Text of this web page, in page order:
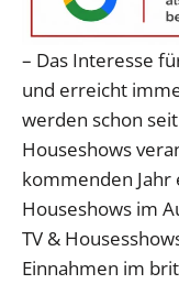
– Das Interesse
und erreicht
werden schon
Houseshows
kommenden Jahr
Houseshows im
TV &
Einnahmen im